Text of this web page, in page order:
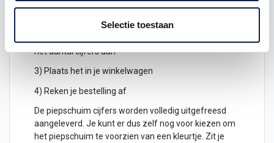
Selectie toestaan
1) Geef aan welke formaat je wenst te ontvangen, de
het aantal cijfers aan
3) Plaats het in je winkelwagen
4) Reken je bestelling af
De piepschuim cijfers worden volledig uitgefreesd
aangeleverd. Je kunt er dus zelf nog voor kiezen om
het piepschuim te voorzien van een kleurtje. Zit je